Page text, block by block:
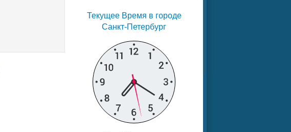
Текущее Время в городе
Санкт-Петербург